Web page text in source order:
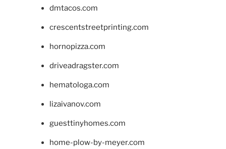
dmtacos.com
crescentstreetprinting.com
hornopizza.com
driveadragster.com
hematologa.com
lizaivanov.com
guesttinyhomes.com
home-plow-by-meyer.com